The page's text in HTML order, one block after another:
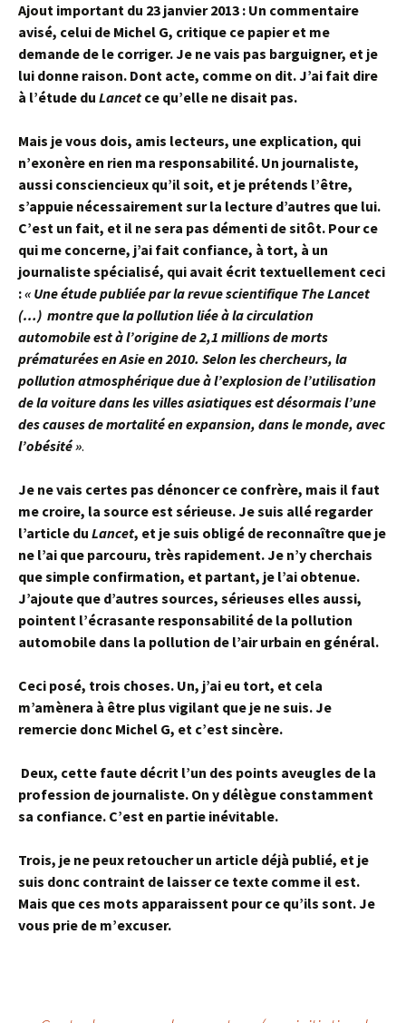
Ajout important du 23 janvier 2013 : Un commentaire
avisé, celui de Michel G, critique ce papier et me
demande de le corriger. Je ne vais pas barguigner, et je
lui donne raison. Dont acte, comme on dit. J’ai fait dire
à l’étude du Lancet ce qu’elle ne disait pas.
Mais je vous dois, amis lecteurs, une explication, qui
n’exonère en rien ma responsabilité. Un journaliste,
aussi consciencieux qu’il soit, et je prétends l’être,
s’appuie nécessairement sur la lecture d’autres que lui.
C’est un fait, et il ne sera pas démenti de sitôt. Pour ce
qui me concerne, j’ai fait confiance, à tort, à un
journaliste spécialisé, qui avait écrit textuellement ceci
:« Une étude publiée par la revue scientifique The Lancet
(…) montre que la pollution liée à la circulation
automobile est à l’origine de 2,1 millions de morts
prématurées en Asie en 2010. Selon les chercheurs, la
pollution atmosphérique due à l’explosion de l’utilisation
de la voiture dans les villes asiatiques est désormais l’une
des causes de mortalité en expansion, dans le monde, avec
l’obésité ».
Je ne vais certes pas dénoncer ce confrère, mais il faut
me croire, la source est sérieuse. Je suis allé regarder
l’article du Lancet, et je suis obligé de reconnaître que je
ne l’ai que parcouru, très rapidement. Je n’y cherchais
que simple confirmation, et partant, je l’ai obtenue.
J’ajoute que d’autres sources, sérieuses elles aussi,
pointent l’écrasante responsabilité de la pollution
automobile dans la pollution de l’air urbain en général.
Ceci posé, trois choses. Un, j’ai eu tort, et cela
m’amènera à être plus vigilant que je ne suis. Je
remercie donc Michel G, et c’est sincère.
Deux, cette faute décrit l’un des points aveugles de la
profession de journaliste. On y délègue constamment
sa confiance. C’est en partie inévitable.
Trois, je ne peux retoucher un article déjà publié, et je
suis donc contraint de laisser ce texte comme il est.
Mais que ces mots apparaissent pour ce qu’ils sont. Je
vous prie de m’excuser.